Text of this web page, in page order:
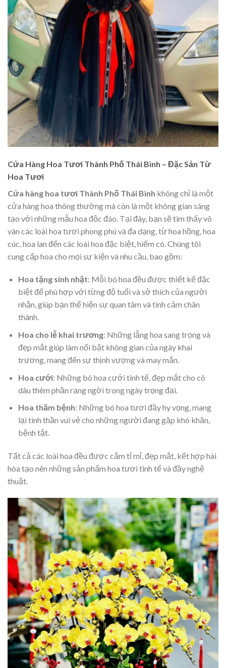
Cửa Hàng Hoa Tươi Thành Phố Thái Bình – Đặc Sản Từ
Hoa Tươi
Cửa hàng hoa tươi Thành Phố Thái Bình không chỉ là một
cửa hàng hoa thông thường mà còn là một không gian sáng
tạo với những mẫu hoa độc đáo. Tại đây, bạn sẽ tìm thấy vô
vàn các loài hoa tươi phong phú và đa dạng, từ hoa hồng, hoa
cúc, hoa lan đến các loài hoa đặc biệt, hiếm có. Chúng tôi
cung cấp hoa cho mọi sự kiện và nhu cầu, bao gồm:
Hoa tặng sinh nhật: Mỗi bó hoa đều được thiết kế đặc
biệt để phù hợp với từng độ tuổi và sở thích của người
nhận, giúp bạn thể hiện sự quan tâm và tình cảm chân
thành.
Hoa cho lễ khai trương: Những lẵng hoa sang trọng và
đẹp mắt giúp làm nổi bật không gian của ngày khai
trương, mang đến sự thịnh vượng và may mắn.
Hoa cưới: Những bó hoa cưới tinh tế, đẹp mắt cho cô
dâu thêm phần rạng ngời trong ngày trọng đại.
Hoa thăm bệnh: Những bó hoa tươi đầy hy vọng, mang
lại tinh thần vui vẻ cho những người đang gặp khó khăn,
bệnh tật.
Tất cả các loài hoa đều được cắm tỉ mỉ, đẹp mắt, kết hợp hài
hòa tạo nên những sản phẩm hoa tươi tinh tế và đầy nghệ
thuật.